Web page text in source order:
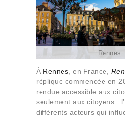
Rennes
À Rennes , en France,
réplique commencée en
rendue accessible aux
seulement aux citoyens :
différents acteurs qui